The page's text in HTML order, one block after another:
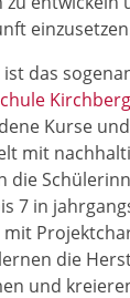
das
Kurse
mit
die
7 in
die
und